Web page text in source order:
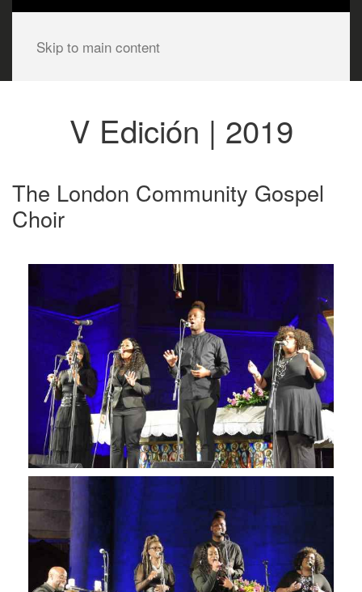
Skip to main content
V Edición | 2019
The London Community Gospel
Choir